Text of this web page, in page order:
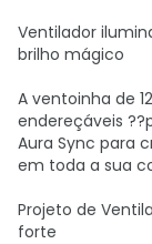
Ventilador
brilho mágico
A ventoinha de
endereçáveis
Aura Sync para
em toda a sua
Projeto de
forte